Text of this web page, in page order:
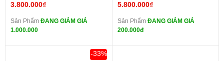
3.800.000₫
Sản Phẩm ĐANG GIẢM GIÁ
1.000.000
5.800.000₫
Sản Phẩm ĐANG GIẢM GIÁ
200.000đ
-33%